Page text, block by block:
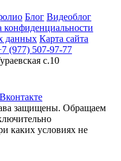
Блог Видеоблог
конфиденциальности
данных Карта сайта
(977) 507-97-77
с.10
Вконтакте
защищены. Обращаем
каких условиях не